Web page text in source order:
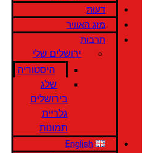
דעות
מזג האוויר
תרבות
ירושלים שלי
היסטוריה
שלג
בירושלים
גלריית
תמונות
English